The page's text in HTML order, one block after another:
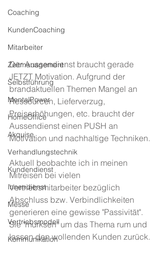
Coaching
KundenCoaching
Mitarbeiter
Zeitmanagement
Selbstführung
MentalPower
HomeOffice
Akquise
Verhandlungstechnik
Kundendienst
Innendienst
Messe
Vertriebsmodell
Kommunikation
Der Aussendienst braucht gerade
JETZT Motivation. Aufgrund der
brandaktuellen Themen Mangel an
Ressourcen, Lieferverzug,
Preiserhöhungen, etc. braucht der
Aussendienst einen PUSH an
Motivation und nachhaltige Techniken.
Aktuell beobachte ich in meinen
Mitreisen bei vielen
Vertriebsmitarbeiter bezüglich
Abschluss bzw. Verbindlichkeiten
generieren eine gewisse "Passivität".
Sie "murksen" um das Thema rum und
lassen den wollenden Kunden zurück.